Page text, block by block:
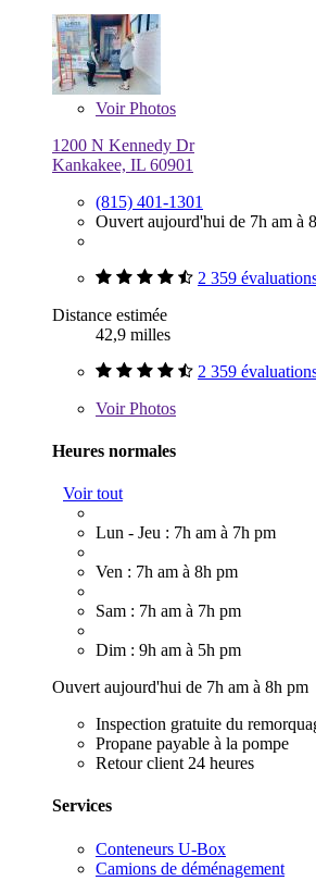
VoirPhotos
1200 N Kennedy Dr
Kankakee, IL 60901
(815) 401-1301
Ouvert aujourd'hui de 7h am à
2 359
Distance estimée
42,9 milles
2 359
VoirPhotos
Heures normales
Voir tout
Lun - Jeu : 7h am à 7h pm
Ven : 7h am à 8h pm
Sam : 7h am à 7h pm
Dim : 9h am à 5h pm
Ouvert aujourd'hui de 7h am à 8h pm
Inspection gratuite du
Propane payable à la pompe
Retour client 24 heures
Services
Conteneurs U-Box
Camions de déménagement